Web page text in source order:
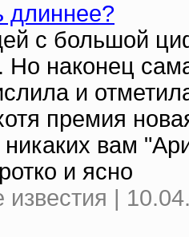
длиннее?
с большой
Но наконец
и
премия
вам
и ясно
|